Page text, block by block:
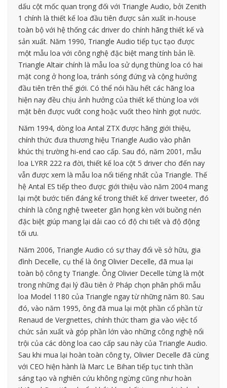
dấu cột mốc quan trọng đối với Triangle Audio, bởi Zenith
1 chính là thiết kế loa đầu tiên được sản xuất in-house
toàn bộ với hệ thống các driver do chính hãng thiết kế và
sản xuất. Năm 1990, Triangle Audio tiếp tục tạo được
một mẫu loa với công nghệ đặc biệt mang tính bản lề.
Triangle Altair chính là mẫu loa sử dụng thùng loa có hai
mặt cong ở hong loa, tránh sóng đứng và cộng hưởng
đầu tiên trên thế giới. Có thể nói hầu hết các hãng loa
hiện nay đều chịu ảnh hưởng của thiết kế thùng loa với
mặt bên được vuốt cong hoặc vuốt theo hình giọt nước.
Năm 1994, dòng loa Antal ZTX được hãng giới thiệu,
chính thức đưa thương hiệu Triangle Audio vào phân
khúc thị trường hi-end cao cấp. Sau đó, năm 2001, mẫu
loa LYRR 222 ra đời, thiết kế loa cột 5 driver cho đến nay
vẫn được xem là mẫu loa nổi tiếng nhất của Triangle. Thế
hệ Antal ES tiếp theo được giới thiệu vào năm 2004 mang
lại một bước tiến đáng kể trong thiết kế driver tweeter, đó
chính là công nghệ tweeter găn họng kèn với buồng nén
đặc biệt giúp mang lại dải cao có độ chi tiết và độ động
tối ưu.
Năm 2006, Triangle Audio có sự thay đổi về sở hữu, gia
đình Decelle, cụ thể là ông Olivier Decelle, đã mua lại
toàn bộ công ty Triangle. Ông Olivier Decelle từng là một
trong những đại lý đầu tiên ở Pháp chọn phân phối mẫu
loa Model 1180 của Triangle ngay từ những năm 80. Sau
đó, vào năm 1995, ông đã mua lại một phần cổ phần từ
Renaud de Vergnettes, chính thức tham gia vào việc tổ
chức sản xuất và góp phần lớn vào những công nghệ nổi
trội của các dòng loa cao cấp sau này của Triangle Audio.
Sau khi mua lại hoàn toàn công ty, Olivier Decelle đã cùng
với CEO hiện hành là Marc Le Bihan tiếp tục tinh thần
sáng tạo và nghiên cứu không ngừng cũng như hoàn